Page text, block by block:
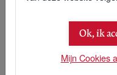
Ok, ik
Mijn Cookies